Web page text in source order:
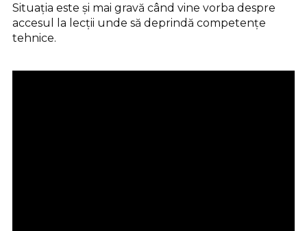
Situația este și mai gravă când vine vorba despre
accesul la lecții unde să deprindă competențe
tehnice.